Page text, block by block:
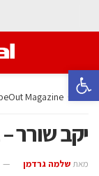
פתח סרגל נגישות
בית Magazine
יקב שורר
מאת שלמה גרדמן